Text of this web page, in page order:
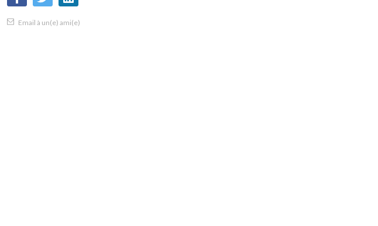
Email à un(e) ami(e)